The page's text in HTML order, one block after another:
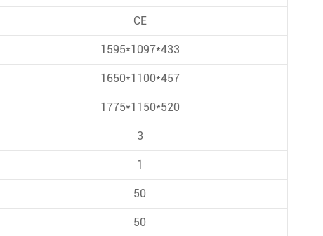
CE
1595*1097*433
1650*1100*457
1775*1150*520
3
1
50
50